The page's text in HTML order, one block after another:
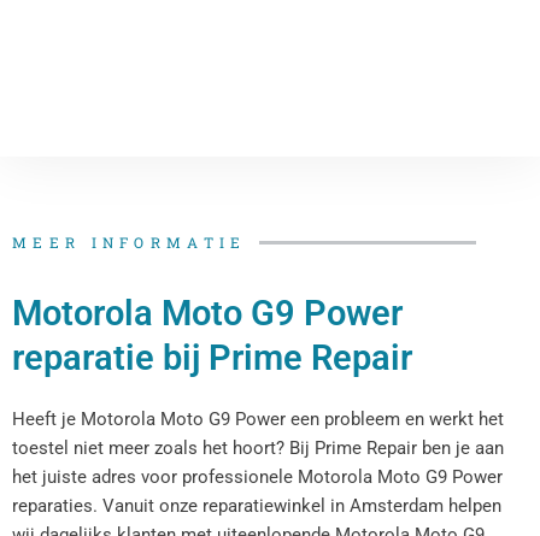
MEER INFORMATIE
Motorola Moto G9 Power
reparatie bij Prime Repair
Heeft je Motorola Moto G9 Power een probleem en werkt het
toestel niet meer zoals het hoort? Bij Prime Repair ben je aan
het juiste adres voor professionele Motorola Moto G9 Power
reparaties. Vanuit onze reparatiewinkel in Amsterdam helpen